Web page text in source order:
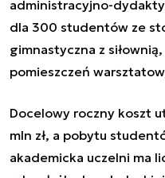
administracyjno-
dla 300 studentów ze
gimnastyczna z
pomieszczeń
Docelowy roczny koszt
mln zł, a pobytu
akademicka uczelni ma